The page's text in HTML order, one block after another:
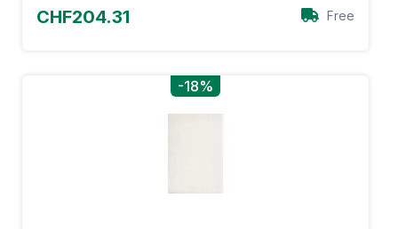
CHF204.31 Free
-18%